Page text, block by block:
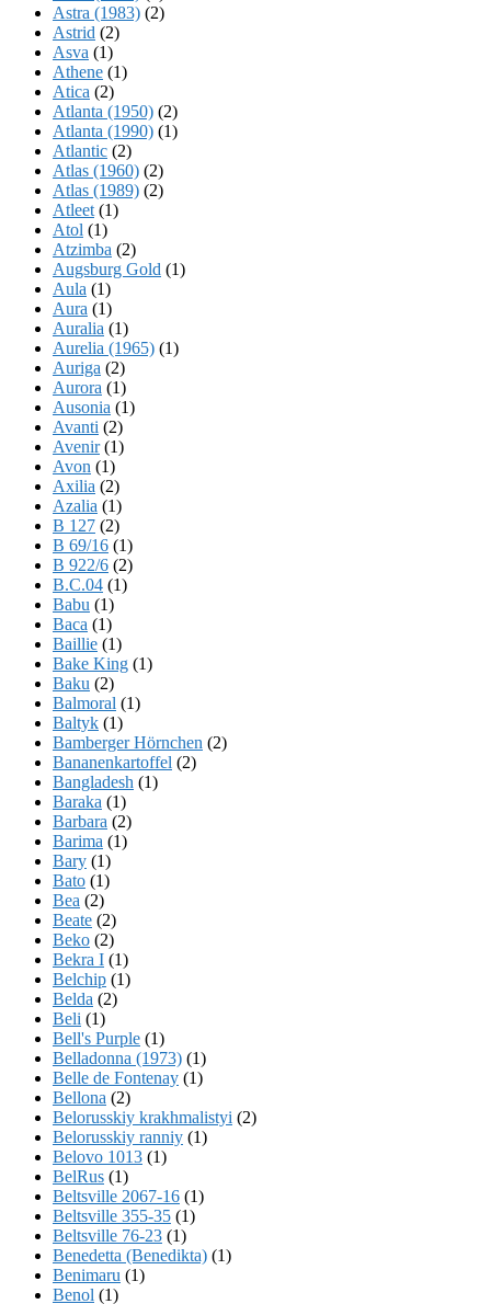
Astra (1983) (2)
Astrid (2)
Asva (1)
Athene (1)
Atica (2)
Atlanta (1950) (2)
Atlanta (1990) (1)
Atlantic (2)
Atlas (1960) (2)
Atlas (1989) (2)
Atleet (1)
Atol (1)
Atzimba (2)
Augsburg Gold (1)
Aula (1)
Aura (1)
Auralia (1)
Aurelia (1965) (1)
Auriga (2)
Aurora (1)
Ausonia (1)
Avanti (2)
Avenir(1)
Avon (1)
Axilia (2)
Azalia (1)
B 127 (2)
B 69/16 (1)
B 922/6 (2)
B.C.04 (1)
Babu (1)
Baca (1)
Baillie (1)
Bake King (1)
Baku (2)
Balmoral (1)
Baltyk (1)
Bamberger Hörnchen (2)
Bananenkartoffel (2)
Bangladesh (1)
Baraka (1)
Barbara (2)
Barima (1)
Bary (1)
Bato (1)
Bea (2)
Beate (2)
Beko (2)
Bekra I (1)
Belchip (1)
Belda (2)
Beli (1)
Bell's Purple (1)
Belladonna (1973) (1)
Belle de Fontenay (1)
Bellona (2)
Belorusskiy krakhmalistyi (2)
Belorusskiy ranniy (1)
Belovo 1013 (1)
BelRus (1)
Beltsville 2067-16 (1)
Beltsville 355-35 (1)
Beltsville 76-23 (1)
Benedetta (Benedikta) (1)
Benimaru (1)
Benol (1)